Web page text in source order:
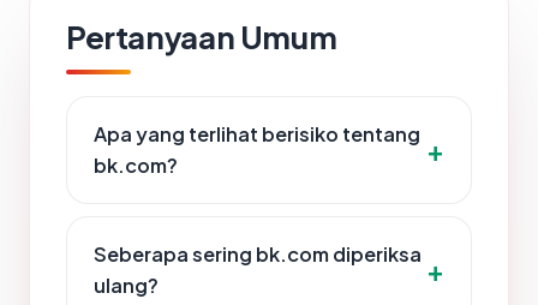
Pertanyaan Umum
Apa yang terlihat berisiko tentang
bk.com?
Seberapa sering bk.com diperiksa
ulang?